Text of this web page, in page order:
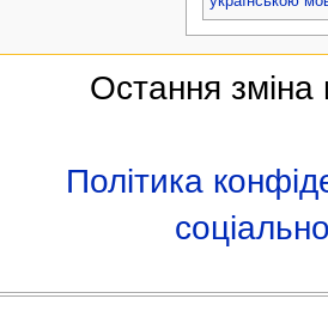
Остання зміна
Політика